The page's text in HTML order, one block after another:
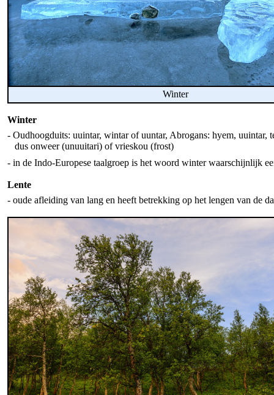
Winter
Winter
- Oudhoogduits: uuintar, wintar of uuntar, Abrogans: hyem,
dus onweer (unuuitari) of vrieskou (frost)
- in de Indo-Europese taalgroep is het woord winter waarschijnlijk
Lente
- oude afleiding van lang en heeft betrekking op het lengen van de